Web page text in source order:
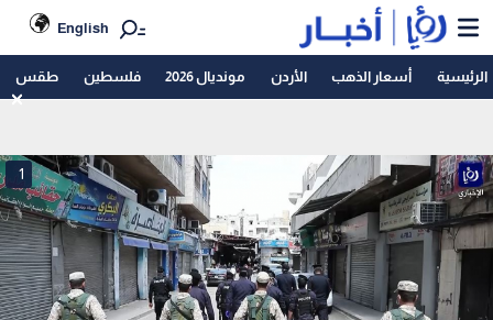
English
الرئيسية أسعار الذهب الأردن مونديال 2026 فلسطين طقس
1